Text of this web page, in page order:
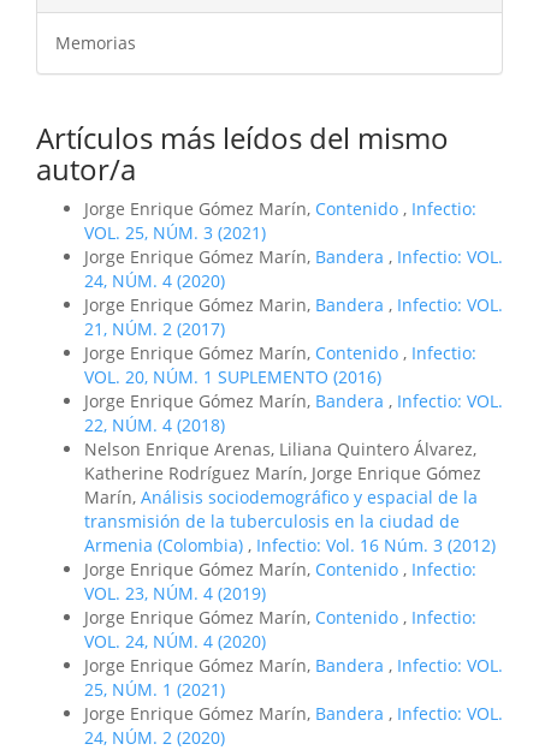
Memorias
Artículos más leídos del mismo
autor/a
Jorge Enrique Gómez Marín, Contenido , Infectio:
VOL. 25, NÚM. 3 (2021)
Jorge Enrique Gómez Marín, Bandera , Infectio: VOL.
24, NÚM. 4 (2020)
Jorge Enrique Gómez Marin, Bandera , Infectio: VOL.
21, NÚM. 2 (2017)
Jorge Enrique Gómez Marín, Contenido , Infectio:
VOL. 20, NÚM. 1 SUPLEMENTO (2016)
Jorge Enrique Gómez Marín, Bandera , Infectio: VOL.
22, NÚM. 4 (2018)
Nelson Enrique Arenas, Liliana Quintero Álvarez,
Katherine Rodríguez Marín, Jorge Enrique Gómez
Marín, Análisis sociodemográfico y espacial de la
transmisión de la tuberculosis en la ciudad de
Armenia (Colombia) , Infectio: Vol. 16 Núm. 3 (2012)
Jorge Enrique Gómez Marín, Contenido , Infectio:
VOL. 23, NÚM. 4 (2019)
Jorge Enrique Gómez Marín, Contenido , Infectio:
VOL. 24, NÚM. 4 (2020)
Jorge Enrique Gómez Marín, Bandera , Infectio: VOL.
25, NÚM. 1 (2021)
Jorge Enrique Gómez Marín, Bandera , Infectio: VOL.
24, NÚM. 2 (2020)